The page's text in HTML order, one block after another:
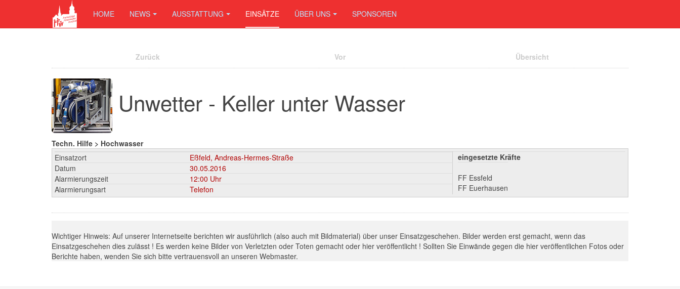
HOME NEWS AUSSTATTUNG EINSÄTZE ÜBER UNS SPONSOREN
Zurück Vor Übersicht
Unwetter - Keller unter Wasser
Techn. Hilfe > Hochwasser
Einsatzort
Eßfeld, Andreas-Hermes-Straße
Datum
30.05.2016
Alarmierungszeit
12:00 Uhr
Alarmierungsart
Telefon
eingesetzte Kräfte
FF Essfeld
FF Euerhausen
Wichtiger Hinweis: Auf unserer Internetseite berichten wir ausführlich (also auch mit Bildmaterial) über unser Einsatzgeschehen. Bilder werden erst gemacht, wenn das
Einsatzgeschehen dies zulässt ! Es werden keine Bilder von Verletzten oder Toten gemacht oder hier veröffentlicht ! Sollten Sie Einwände gegen die hier veröffentlichen Fotos oder
Berichte haben, wenden Sie sich bitte vertrauensvoll an unseren Webmaster.